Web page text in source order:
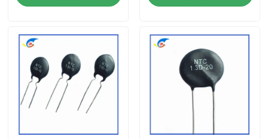
খবর
মামলা
পিটিসি থার্মিস্টর